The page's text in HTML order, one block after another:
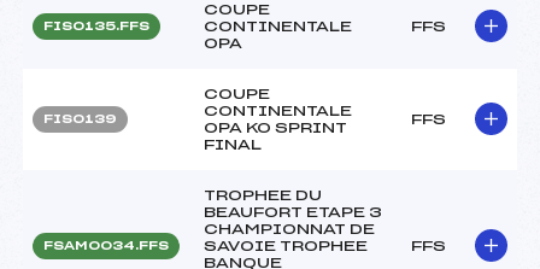
FIS0135.FFS
COUPE
CONTINENTALE
OPA
FFS
FIS0139
COUPE
CONTINENTALE
OPA KO SPRINT
FINAL
FFS
FSAM0034.FFS
TROPHEE DU
BEAUFORT ETAPE 3
CHAMPIONNAT DE
SAVOIE TROPHEE
BANQUE
FFS